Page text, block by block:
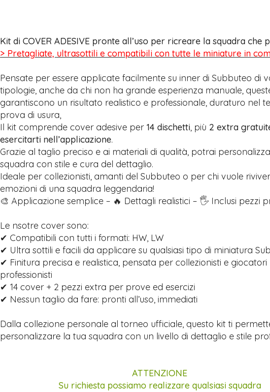
Kit di COVER ADESIVE pronte all’uso per ricreare la squadra che
> Pretagliate, ultrasottili e compatibili con tutte le miniature in
Pensate per essere applicate facilmente su inner di Subbuteo di
tipologie, anche da chi non ha grande esperienza manuale,
garantiscono un risultato realistico e professionale, duraturo nel
prova di usura,
Il kit comprende cover adesive per 14 dischetti, più 2 extra
esercitarti nell’applicazione.
Grazie al taglio preciso e ai materiali di qualità, potrai
squadra con stile e cura del dettaglio.
Ideale per collezionisti, amanti del Subbuteo o per chi vuole
emozioni di una squadra leggendaria!
🎨 Applicazione semplice – 🔥 Dettagli realistici – 🖐️ Inclusi pezzi
Le nsotre cover sono:
✔ Compatibili con tutti i formati: HW, LW
✔ Ultra sottili e facili da applicare su qualsiasi tipo di miniatura
✔ Finitura precisa e realistica, pensata per collezionisti e giocatori
professionisti
✔ 14 cover + 2 pezzi extra per prove ed esercizi
✔ Nessun taglio da fare: pronti all’uso, immediati
Dalla collezione personale al torneo ufficiale, questo kit ti
personalizzare la tua squadra con un livello di dettaglio e stile
ATTENZIONE
Su richiesta possiamo realizzare qualsiasi squadra